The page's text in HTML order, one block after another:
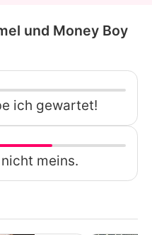
und Money Boy
ich gewartet!
meins.